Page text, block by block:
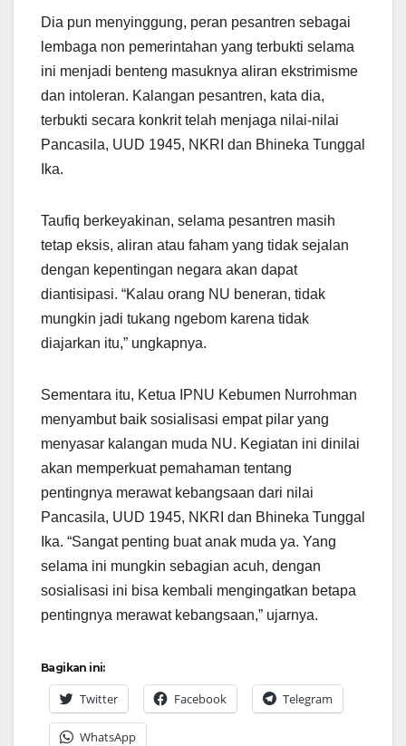
Dia pun menyinggung, peran pesantren sebagai
lembaga non pemerintahan yang terbukti selama
ini menjadi benteng masuknya aliran ekstrimisme
dan intoleran. Kalangan pesantren, kata dia,
terbukti secara konkrit telah menjaga nilai-nilai
Pancasila, UUD 1945, NKRI dan Bhineka Tunggal
Ika.
Taufiq berkeyakinan, selama pesantren masih
tetap eksis, aliran atau faham yang tidak sejalan
dengan kepentingan negara akan dapat
diantisipasi. “Kalau orang NU beneran, tidak
mungkin jadi tukang ngebom karena tidak
diajarkan itu,” ungkapnya.
Sementara itu, Ketua IPNU Kebumen Nurrohman
menyambut baik sosialisasi empat pilar yang
menyasar kalangan muda NU. Kegiatan ini dinilai
akan memperkuat pemahaman tentang
pentingnya merawat kebangsaan dari nilai
Pancasila, UUD 1945, NKRI dan Bhineka Tunggal
Ika. “Sangat penting buat anak muda ya. Yang
selama ini mungkin sebagian acuh, dengan
sosialisasi ini bisa kembali mengingatkan betapa
pentingnya merawat kebangsaan,” ujarnya.
Bagikan ini:
Twitter Facebook Telegram
WhatsApp